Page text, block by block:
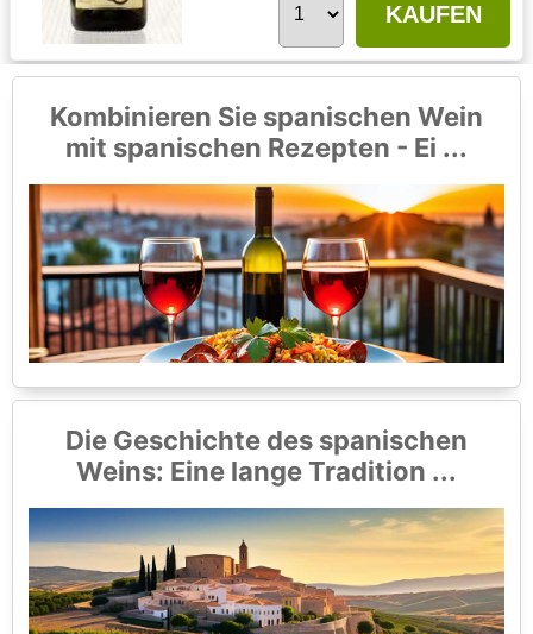
KAUFEN
Kombinieren Sie spanischen Wein
mit spanischen Rezepten - Ei ...
Die Geschichte des spanischen
Weins: Eine lange Tradition ...